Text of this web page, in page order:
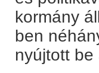
kormány
ben
nyújtott be